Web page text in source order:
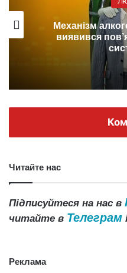
Механізм
виявився
Читайте нас
Підписуйтеся на нас в
читайте в Телеграм
Реклама